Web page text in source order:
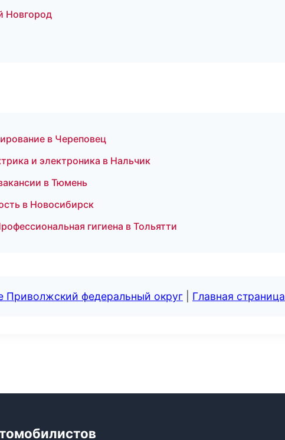
Новгород
в Череповец
и электроника в Нальчик
в Тюмень
в Новосибирск
гигиена в Тольятти
Приволжский федеральный округ Главная страница